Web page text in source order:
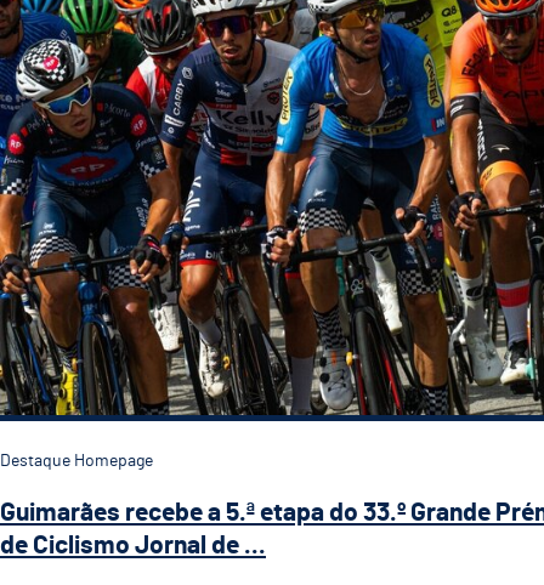
Destaque Homepage
Guimarães recebe a 5.ª etapa do 33.º Grande
de Ciclismo Jornal de ...